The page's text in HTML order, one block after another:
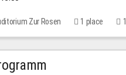
Zur Rosen 1 place